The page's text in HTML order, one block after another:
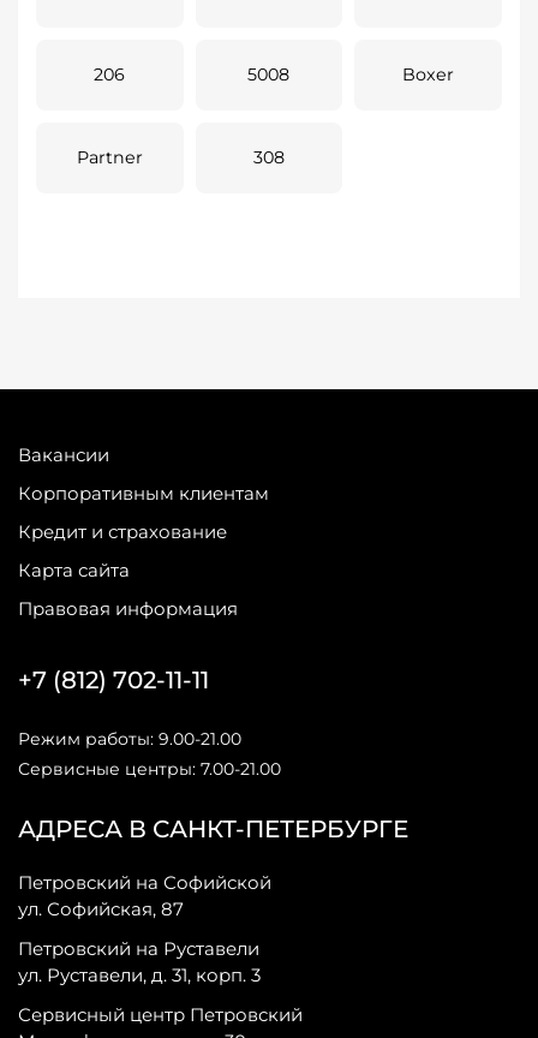
206 5008 Boxer
Partner 308
Вакансии
Корпоративным клиентам
Кредит и страхование
Карта сайта
Правовая информация
АДРЕСА В САНКТ-ПЕТЕРБУРГЕ
Петровский на Софийской
ул. Софийская, 87
Петровский на Руставели
ул. Руставели, д. 31, корп. 3
Сервисный центр Петровский
+7 (812) 702-11-11
Режим работы: 9.00-21.00
Сервисные центры: 7.00-21.00